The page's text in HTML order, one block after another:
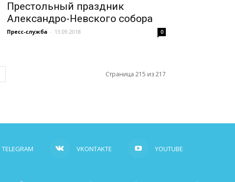
Престольный праздник
Александро-Невского собора
Пресс-служба - 13.09.2018 0
Страница 215 из 217
TELEGRAM VKONTAKTE YOUTUBE